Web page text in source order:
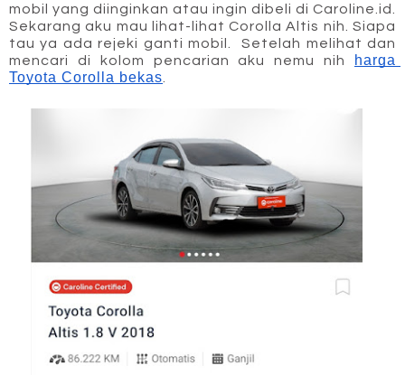
mobil yang diinginkan atau ingin dibeli di Caroline.id.
Sekarang aku mau lihat-lihat Corolla Altis nih. Siapa
tau ya ada rejeki ganti mobil.  Setelah melihat dan
mencari di kolom pencarian aku nemu nih
harga
Toyota Corolla bekas